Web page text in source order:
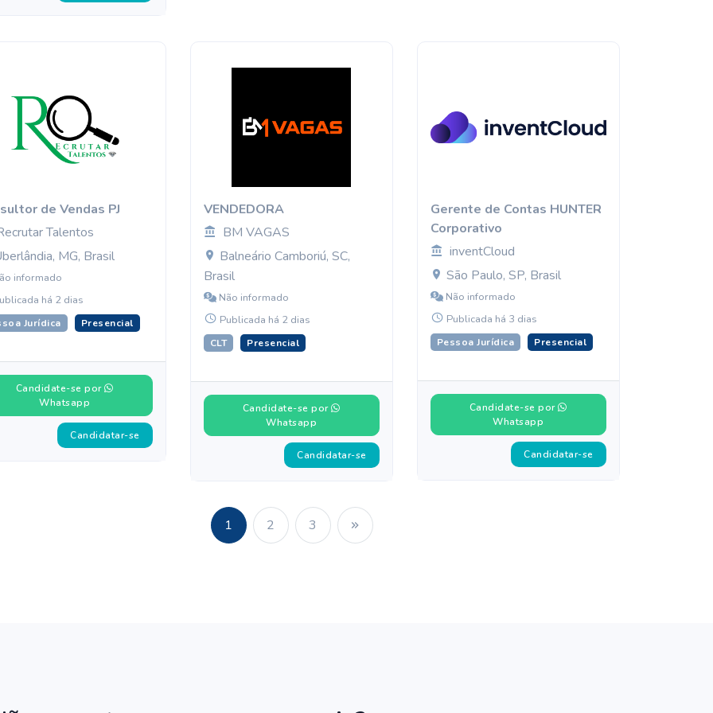
de Vendas PJ
Talentos
MG, Brasil
informado
há 2 dias
Jurídica Presencial
Candidate-se por
Whatsapp
Candidatar-se
VENDEDORA
BM VAGAS
Balneário Camboriú, SC,
Brasil
Não informado
Publicada há 2 dias
CLT Presencial
Candidate-se por
Whatsapp
Candidatar-se
Gerente de Contas HUNTER
Corporativo
inventCloud
São Paulo, SP, Brasil
Não informado
Publicada há 3 dias
Pessoa Jurídica Presencial
Candidate-se por
Whatsapp
Candidatar-se
1 2 3